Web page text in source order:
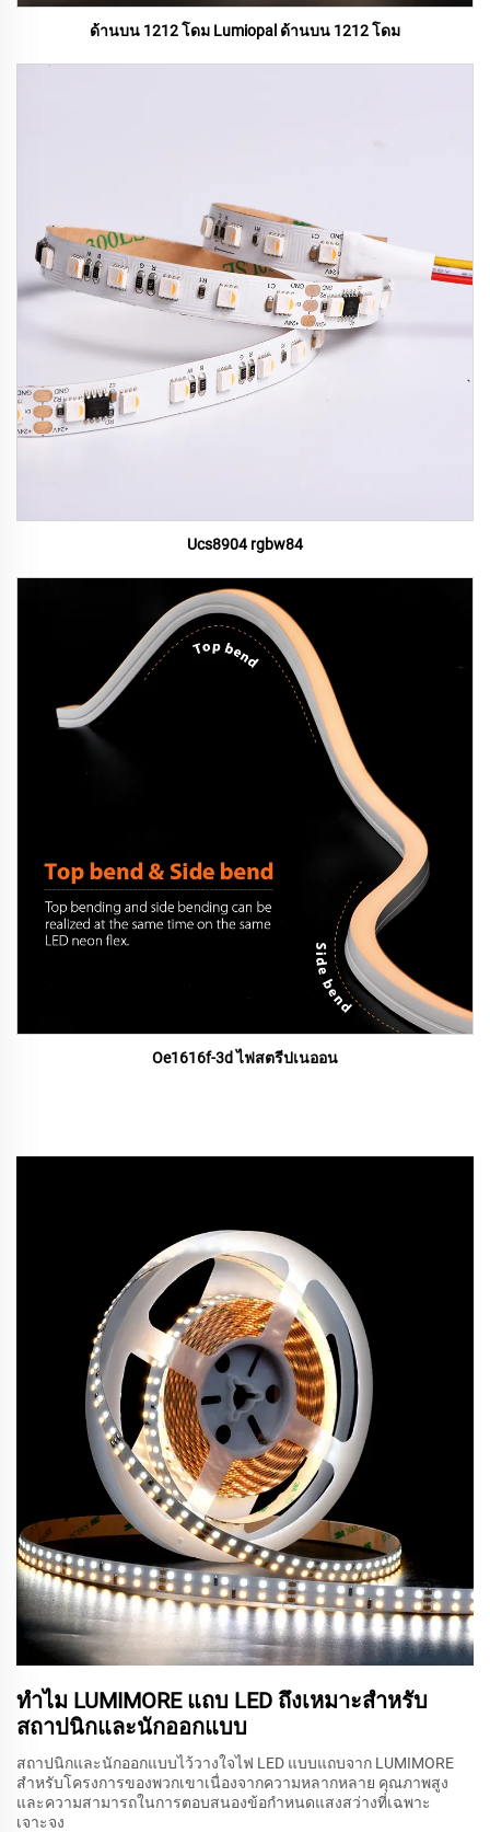
ด้านบน 1212 โดม Lumiopal ด้านบน 1212 โดม
Ucs8904 rgbw84
Oe1616f-3d ไฟสตรีปเนออน
ทำไม LUMIMORE แถบ LED ถึงเหมาะสำหรับ
สถาปนิกและนักออกแบบ
สถาปนิกและนักออกแบบไว้วางใจไฟ LED แบบแถบจาก LUMIMORE
สำหรับโครงการของพวกเขาเนื่องจากความหลากหลาย คุณภาพสูง
และความสามารถในการตอบสนองข้อกำหนดแสงสว่างที่เฉพาะ
เจาะจง